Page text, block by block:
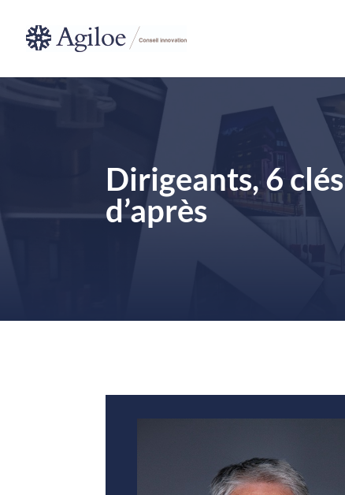
Dirigeants, 6
d’après